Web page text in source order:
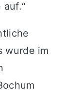
auf.“
wurde im